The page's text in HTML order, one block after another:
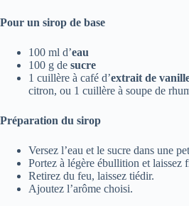
Pour un sirop de base
100 ml d’eau
100 g de sucre
1 cuillère à café d’extrait de
citron, ou 1 cuillère à soupe de
Préparation du sirop
Versez l’eau et le sucre dans une
Portez à légère ébullition et laissez
Retirez du feu, laissez tiédir.
Ajoutez l’arôme choisi.